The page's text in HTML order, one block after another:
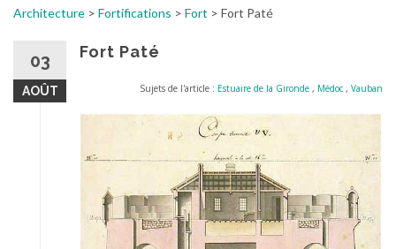
Architecture > Fortifications > Fort > Fort Paté
03
AOÛT
Fort Paté
Sujets de l'article : Estuaire de la Gironde , Médoc , Vauban